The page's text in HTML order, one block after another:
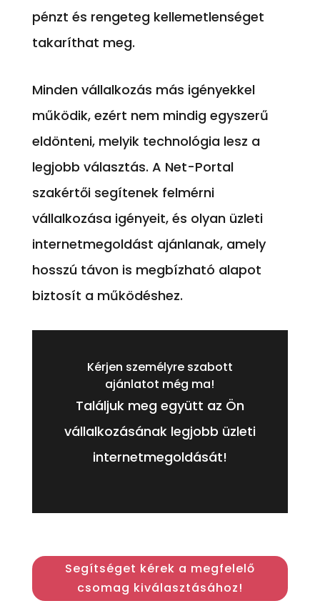
pénzt és rengeteg kellemetlenséget
takaríthat meg.
Minden vállalkozás más igényekkel
működik, ezért nem mindig egyszerű
eldönteni, melyik technológia lesz a
legjobb választás. A Net-Portal
szakértői segítenek felmérni
vállalkozása igényeit, és olyan üzleti
internetmegoldást ajánlanak, amely
hosszú távon is megbízható alapot
biztosít a működéshez.
Kérjen személyre szabott
ajánlatot még ma!
Találjuk meg együtt az Ön
vállalkozásának legjobb üzleti
internetmegoldását!
Segítséget kérek a megfelelő
csomag kiválasztásához!